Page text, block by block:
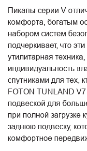
Пикапы серии V
комфорта, богатым
набором систем
подчеркивает, что
утилитарная
индивидуальность
спутниками для тех,
FOTON TUNLAND
подвеской для
при полной загрузке
заднюю подвеску,
комфортное